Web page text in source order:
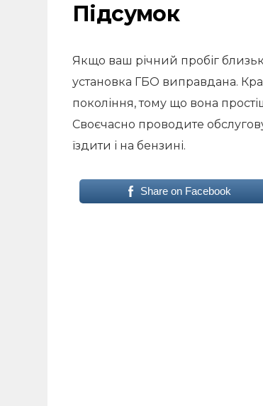
Підсумок
Якщо ваш річний пробіг
установка ГБО виправдана.
покоління, тому що вона
Своєчасно проводите
їздити і на бензині.
Share on Facebook